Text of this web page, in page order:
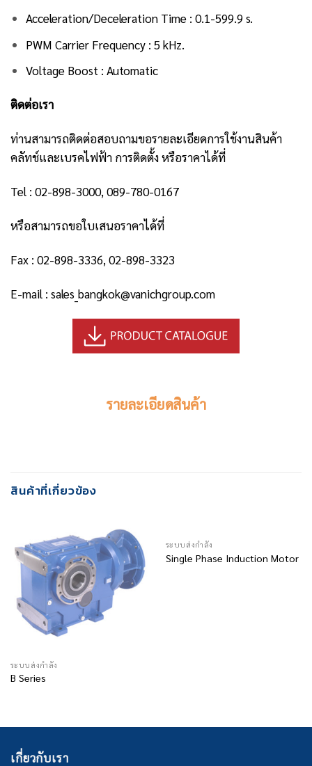
Acceleration/Deceleration Time : 0.1-599.9 s.
PWM Carrier Frequency : 5 kHz.
Voltage Boost : Automatic
ติดต่อเรา
ท่านสามารถติดต่อสอบถามขอรายละเอียดการใช้งานสินค้า
คลัทช์และเบรคไฟฟ้า การติดตั้ง หรือราคาได้ที่
Tel : 02-898-3000, 089-780-0167
หรือสามารถขอใบเสนอราคาได้ที่
Fax : 02-898-3336, 02-898-3323
E-mail : sales_bangkok@vanichgroup.com
รายละเอียดสินค้า
สินค้าที่เกี่ยวข้อง
ระบบส่งกำลัง
B Series
ระบบส่งกำลัง
Single Phase Induction Motor
เกี่ยวกับเรา